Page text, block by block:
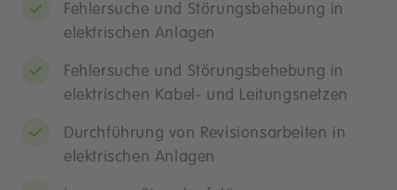
Fehlersuche und Störungsbehebung in
elektrischen Anlagen
Fehlersuche und Störungsbehebung in
elektrischen Kabel- und Leitungsnetzen
Durchführung von Revisionsarbeiten in
elektrischen Anlagen